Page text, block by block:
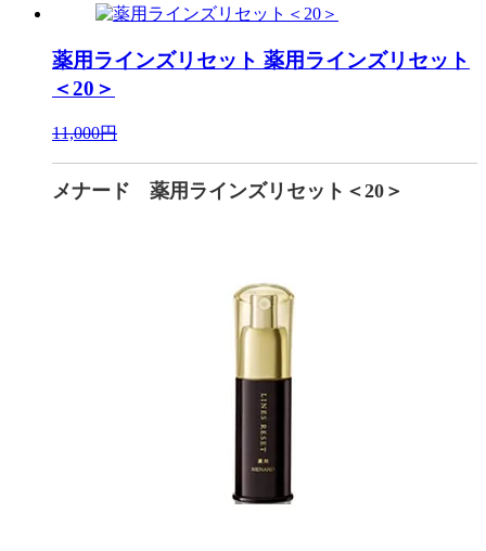
薬用ラインズリセット 薬用ラインズリセット
＜20＞
11,000円
メナード 薬用ラインズリセット＜20＞